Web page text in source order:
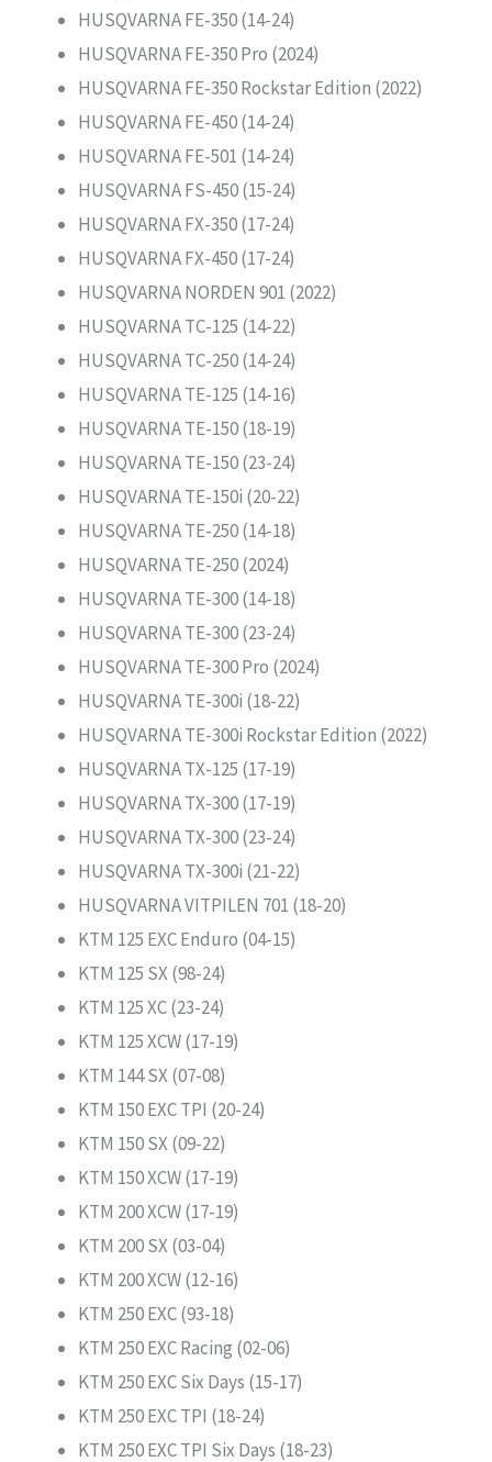
HUSQVARNA FE-350 (14-24)
HUSQVARNA FE-350 Pro (2024)
HUSQVARNA FE-350 Rockstar Edition (2022)
HUSQVARNA FE-450 (14-24)
HUSQVARNA FE-501 (14-24)
HUSQVARNA FS-450 (15-24)
HUSQVARNA FX-350 (17-24)
HUSQVARNA FX-450 (17-24)
HUSQVARNA NORDEN 901 (2022)
HUSQVARNA TC-125 (14-22)
HUSQVARNA TC-250 (14-24)
HUSQVARNA TE-125 (14-16)
HUSQVARNA TE-150 (18-19)
HUSQVARNA TE-150 (23-24)
HUSQVARNA TE-150i (20-22)
HUSQVARNA TE-250 (14-18)
HUSQVARNA TE-250 (2024)
HUSQVARNA TE-300 (14-18)
HUSQVARNA TE-300 (23-24)
HUSQVARNA TE-300 Pro (2024)
HUSQVARNA TE-300i (18-22)
HUSQVARNA TE-300i Rockstar Edition (2022)
HUSQVARNA TX-125 (17-19)
HUSQVARNA TX-300 (17-19)
HUSQVARNA TX-300 (23-24)
HUSQVARNA TX-300i (21-22)
HUSQVARNA VITPILEN 701 (18-20)
KTM 125 EXC Enduro (04-15)
KTM 125 SX (98-24)
KTM 125 XC (23-24)
KTM 125 XCW (17-19)
KTM 144 SX (07-08)
KTM 150 EXC TPI (20-24)
KTM 150 SX (09-22)
KTM 150 XCW (17-19)
KTM 200 XCW (17-19)
KTM 200 SX (03-04)
KTM 200 XCW (12-16)
KTM 250 EXC (93-18)
KTM 250 EXC Racing (02-06)
KTM 250 EXC Six Days (15-17)
KTM 250 EXC TPI (18-24)
KTM 250 EXC TPI Six Days (18-23)